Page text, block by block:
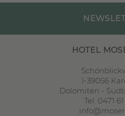
HOTEL
I-39056
Dolomiten -
Tel. 0471 61